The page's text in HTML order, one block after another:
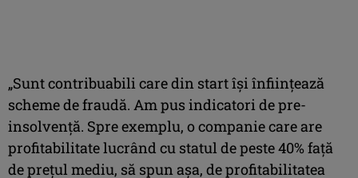
„Sunt contribuabili care din start îşi înfiinţează
scheme de fraudă. Am pus indicatori de pre-
insolvenţă. Spre exemplu, o companie care are
profitabilitate lucrând cu statul de peste 40% faţă
de preţul mediu, să spun aşa, de profitabilitatea